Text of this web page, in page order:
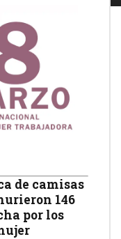
de camisas
146
por los